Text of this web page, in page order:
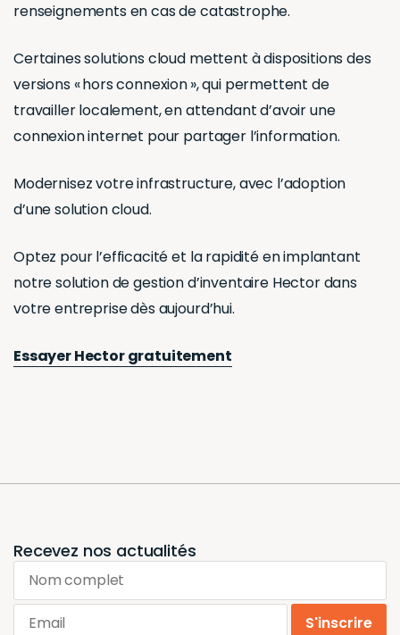
renseignements en cas de catastrophe.
Certaines solutions cloud mettent à dispositions des
versions « hors connexion », qui permettent de
travailler localement, en attendant d’avoir une
connexion internet pour partager l’information.
Modernisez votre infrastructure, avec l’adoption
d’une solution cloud.
Optez pour l’efficacité et la rapidité en implantant
notre solution de gestion d’inventaire Hector dans
votre entreprise dès aujourd’hui.
Essayer Hector gratuitement
Recevez nos actualités
Nom complet
Email
S'inscrire